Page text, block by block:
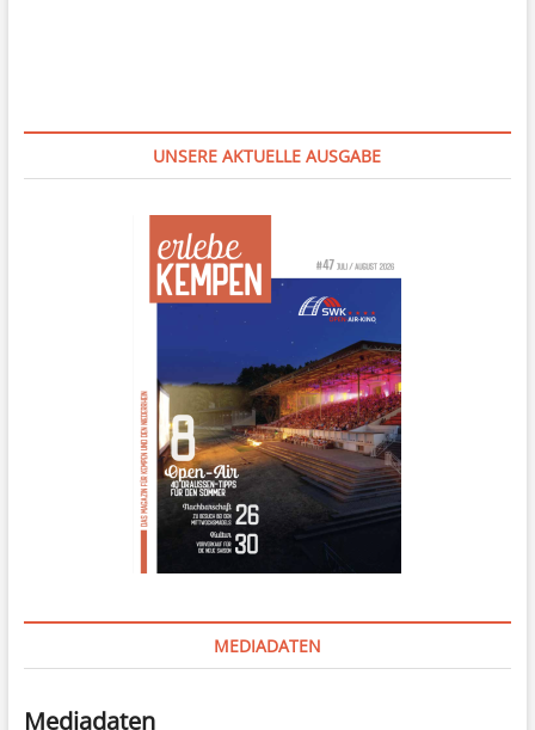
UNSERE AKTUELLE AUSGABE
MEDIADATEN
Mediadaten